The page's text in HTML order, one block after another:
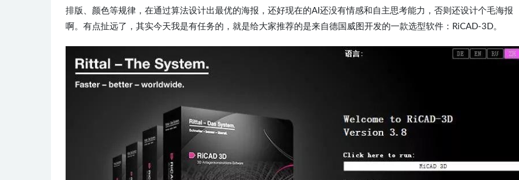
排版、颜色等规律，在通过算法设计出最优的海报，还好现在的AI还没有情感和自主思考能力，否则还设计个毛海报
啊。有点扯远了，其实今天我是有任务的，就是给大家推荐的是来自德国威图开发的一款选型软件：RiCAD-3D。